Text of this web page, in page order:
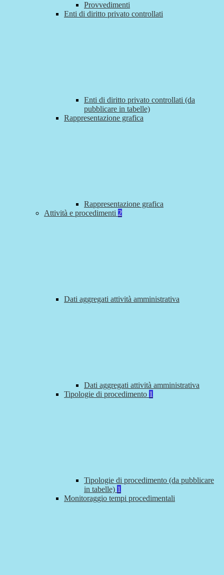
Provvedimenti
Enti di diritto privato controllati
Enti di diritto privato controllati (da
pubblicare in tabelle)
Rappresentazione grafica
Rappresentazione grafica
Attività e procedimenti 2
Dati aggregati attività amministrativa
Dati aggregati attività amministrativa
Tipologie di procedimento 1
Tipologie di procedimento (da pubblicare
in tabelle) 1
Monitoraggio tempi procedimentali